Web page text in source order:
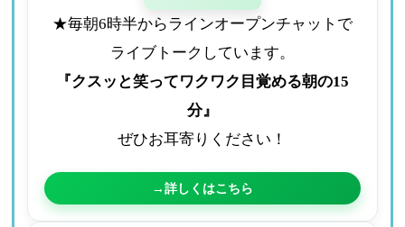
★毎朝6時半からラインオープンチャットで
ライブトークしています。
『クスッと笑ってワクワク目覚める朝の15
分』
ぜひお耳寄りください！
→詳しくはこちら